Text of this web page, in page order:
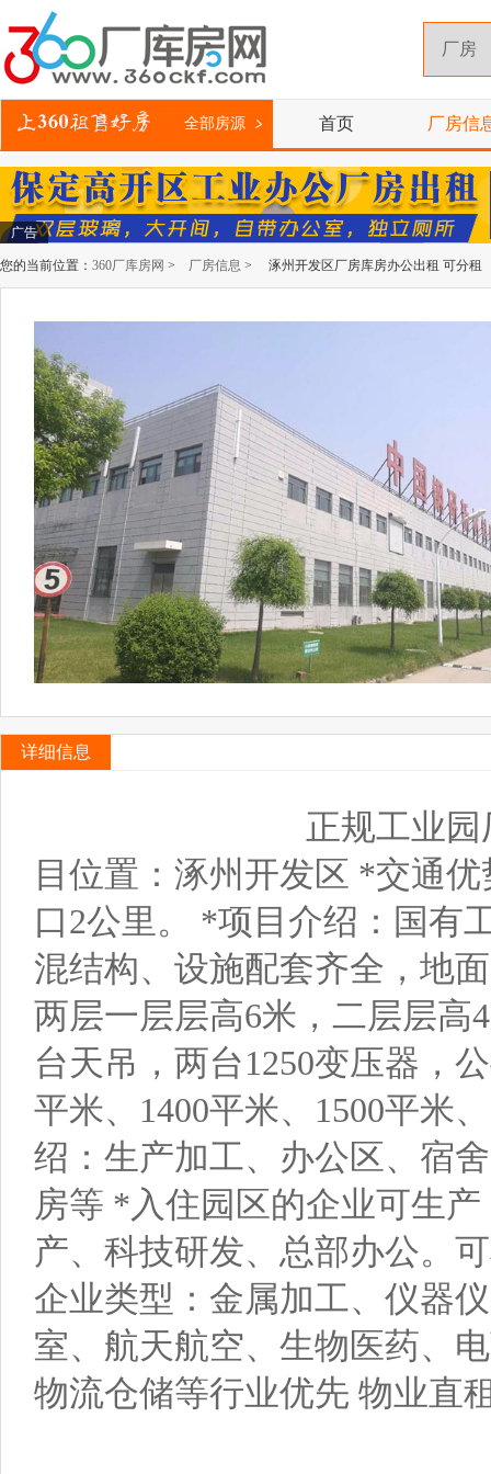
全部房源 首页 厂房信
广告
您的当前位置： 360厂库房网 > 厂房信息 > 涿州开发区厂房库房办公出租 可分租
详细信息
正规工业园厂房、
目位置：涿州开发区 *交通
口2公里。 *项目介绍：国有
混结构、设施配套齐全，地
两层一层层高6米，二层层高
台天吊，两台1250变压器，
平米、1400平米、1500平米
绍：生产加工、办公区、宿
房等 *入住园区的企业可生
产、科技研发、总部办公。
企业类型：金属加工、仪器
室、航天航空、生物医药、
物流仓储等行业优先 物